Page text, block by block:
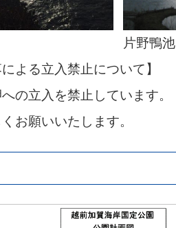
片野鴨池
よる立入禁止について】
の立入を禁止しています。
お願いいたします。